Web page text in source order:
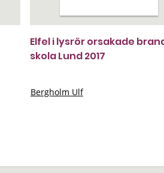
Elfel i lysrör orsakade
skola Lund 2017
Bergholm Ulf